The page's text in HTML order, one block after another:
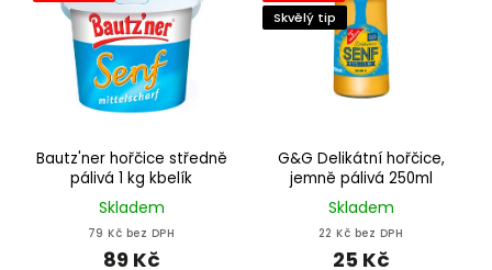
Bautz'ner hořčice středně
pálivá 1 kg kbelík
Skladem
79 Kč bez DPH
89 Kč
Skvělý tip
G&G Delikátní hořčice,
jemně pálivá 250ml
Skladem
22 Kč bez DPH
25 Kč